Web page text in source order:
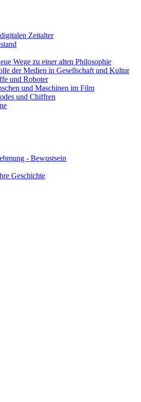
Zeitalter
Wege zu einer alten Philosophie
der Medien in Gesellschaft und Kultur
und Roboter
und Maschinen im Film
und Chiffren
- Bewustsein
Geschichte